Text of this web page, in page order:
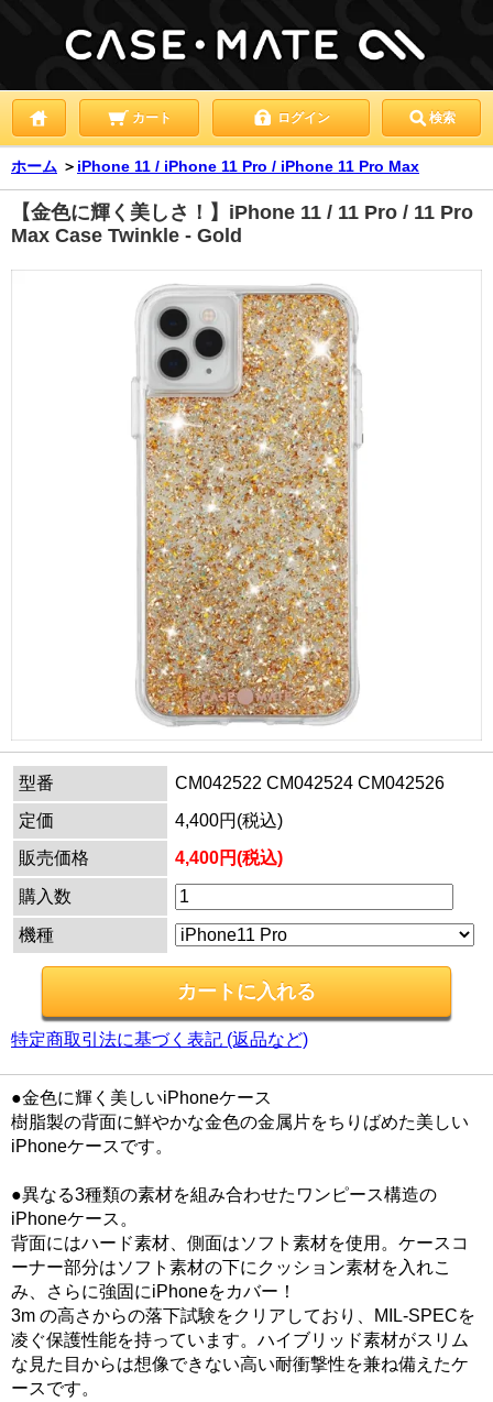
カート ログイン 検索
ホーム ＞ iPhone 11 / iPhone 11 Pro / iPhone 11 Pro Max
【金色に輝く美しさ！】iPhone 11 / 11 Pro / 11 Pro
Max Case Twinkle - Gold
型番
CM042522 CM042524 CM042526
定価
4,400円(税込)
販売価格
4,400円(税込)
購入数
機種
特定商取引法に基づく表記 (返品など)
●金色に輝く美しいiPhoneケース
樹脂製の背面に鮮やかな金色の金属片をちりばめた美しい
iPhoneケースです。
●異なる3種類の素材を組み合わせたワンピース構造の
iPhoneケース。
背面にはハード素材、側面はソフト素材を使用。ケースコ
ーナー部分はソフト素材の下にクッション素材を入れこ
み、さらに強固にiPhoneをカバー！
3m の高さからの落下試験をクリアしており、MIL-SPECを
凌ぐ保護性能を持っています。ハイブリッド素材がスリム
な見た目からは想像できない高い耐衝撃性を兼ね備えたケ
ースです。